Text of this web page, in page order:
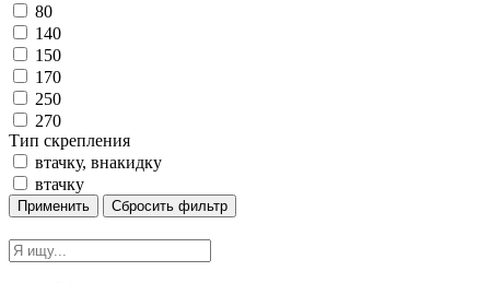
80
140
150
170
250
270
Тип скрепления
втачку, внакидку
втачку